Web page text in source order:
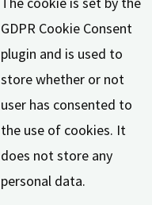
GDPR Cookie Consent
plugin and is used to
store whether or not
user has consented to
the use of cookies. It
does not store any
personal data.